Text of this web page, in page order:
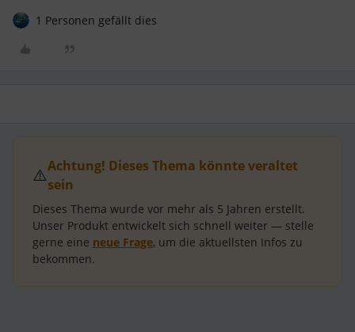
1 Personen gefällt dies
⚠️Achtung! Dieses Thema könnte veraltet
sein
Dieses Thema wurde vor mehr als 5 Jahren erstellt.
Unser Produkt entwickelt sich schnell weiter — stelle
gerne eine neue Frage, um die aktuellsten Infos zu
bekommen.